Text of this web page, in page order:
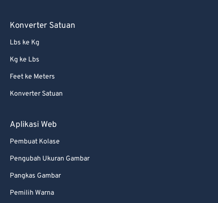
Konverter Satuan
Lbs ke Kg
Kg ke Lbs
Feet ke Meters
Konverter Satuan
Aplikasi Web
Pembuat Kolase
Pengubah Ukuran Gambar
Pangkas Gambar
Pemilih Warna